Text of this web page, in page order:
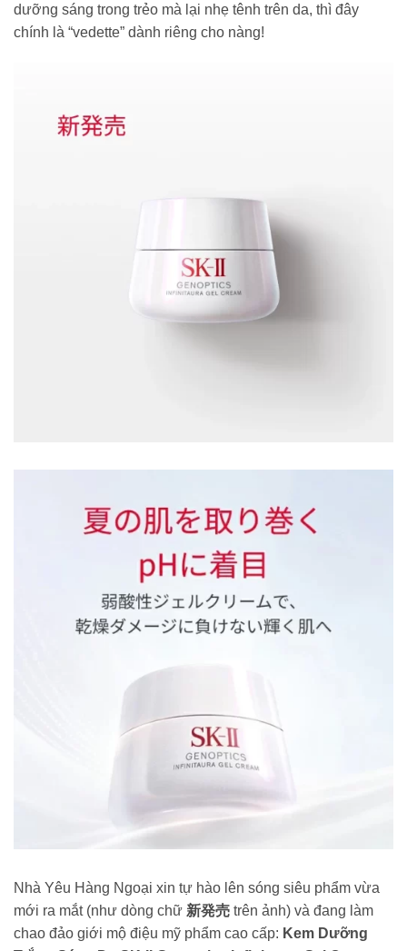
dưỡng sáng trong trẻo mà lại nhẹ tênh trên da, thì đây
chính là “vedette” dành riêng cho nàng!
Nhà Yêu Hàng Ngoại xin tự hào lên sóng siêu phẩm vừa
mới ra mắt (như dòng chữ 新発売 trên ảnh) và đang làm
chao đảo giới mộ điệu mỹ phẩm cao cấp: Kem Dưỡng